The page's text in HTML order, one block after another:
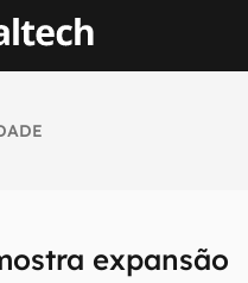
expansão
em primeira